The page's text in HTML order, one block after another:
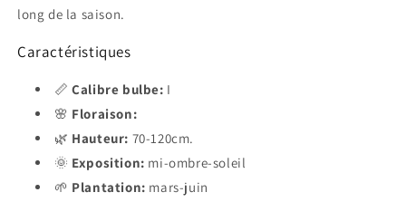
long de la saison.
Caractéristiques
📏Calibre bulbe: I
🌸 Floraison:
🌿 Hauteur: 70-120cm.
🌞 Exposition: mi-ombre-soleil
🌱 Plantation: mars-juin